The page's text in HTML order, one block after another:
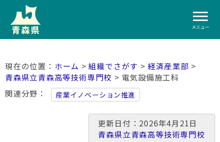
メニュー
ホーム >組織でさがす > 経済産業部 >
青森県立青森高等技術専門校 > 電気設備施工科
関連分野
産業イノベーション推進
更新日付：2026年4月21日
青森県立青森高等技術専門校